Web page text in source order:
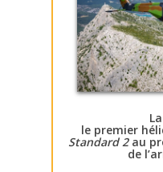
le premier
Standard 2au
de